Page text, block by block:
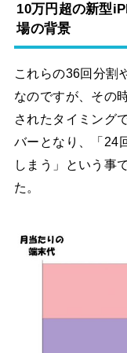
10万円超の新型
場の背景
これらの36回分割
なのですが、その
されたタイミング
バーとなり、「24
しまう」という事
た。